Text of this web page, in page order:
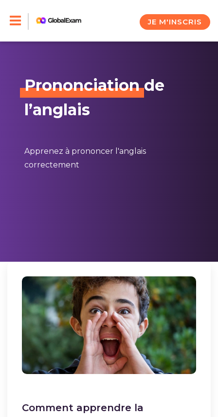
JE M'INSCRIS
Prononciationde
l’anglais
Apprenez à prononcer l'anglais
correctement
Comment apprendre la